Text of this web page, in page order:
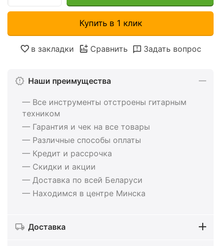
Купить в 1 клик
в закладки Сравнить Задать вопрос
Наши преимущества
— Все инструменты отстроены гитарным
техником
— Гарантия и чек на все товары
— Различные способы оплаты
— Кредит и рассрочка
— Скидки и акции
— Доставка по всей Беларуси
— Находимся в центре Минска
Доставка